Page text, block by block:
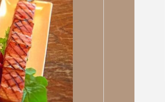
本日の日替わりランチレモン
ソースのグリルチキン